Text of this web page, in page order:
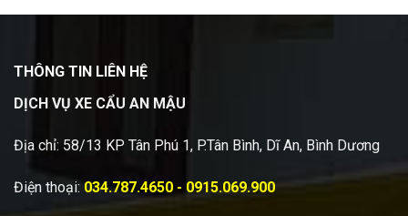
THÔNG TIN LIÊN HỆ
DỊCH VỤ XE CẨU AN MẬU
Địa chỉ: 58/13 KP Tân Phú 1, P.Tân Bình, Dĩ An, Bình Dương
Điện thoại: 034.787.4650 - 0915.069.900